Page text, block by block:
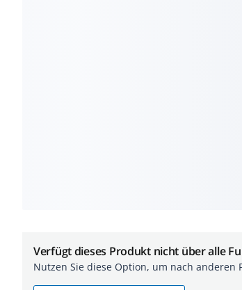
Verfügt dieses Produkt nicht über alle
Nutzen Sie diese Option, um nach